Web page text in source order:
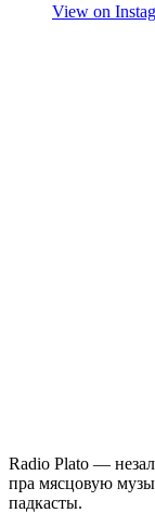
View on
Radio Plato —
пра мясцовую
падкасты.